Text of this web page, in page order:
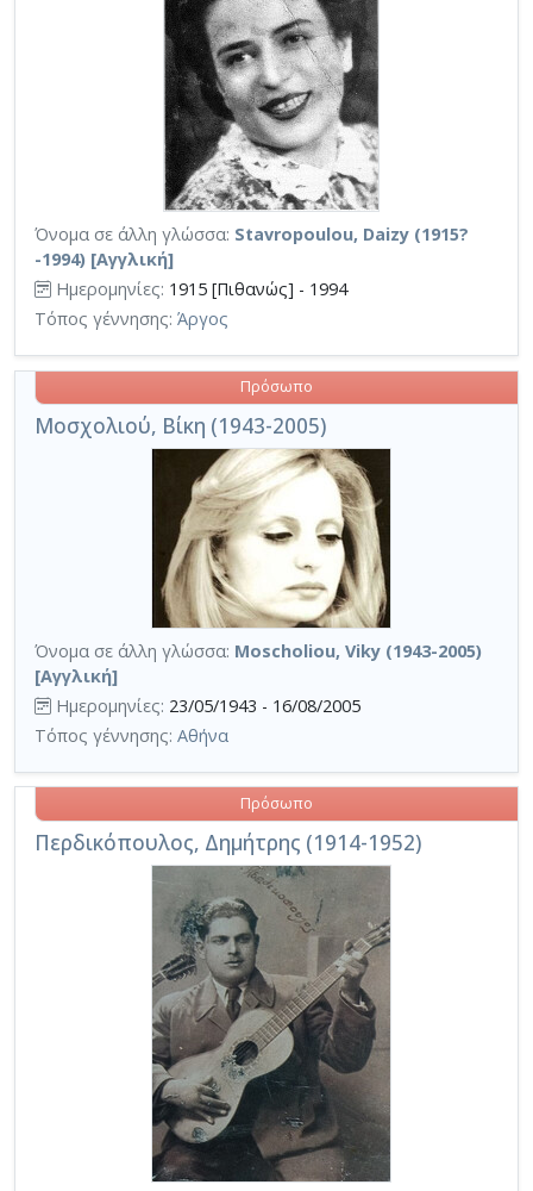
Όνομα σε άλλη γλώσσα: Stavropoulou, Daizy (1915?
-1994) [Αγγλική]
Ημερομηνίες: 1915 [Πιθανώς] - 1994
Τόπος γέννησης: Άργος
Μοσχολιού, Βίκη (1943-2005)
Πρόσωπο
Όνομα σε άλλη γλώσσα: Moscholiou, Viky (1943-2005)
[Αγγλική]
Ημερομηνίες: 23/05/1943 - 16/08/2005
Τόπος γέννησης: Αθήνα
Περδικόπουλος, Δημήτρης (1914-1952)
Πρόσωπο